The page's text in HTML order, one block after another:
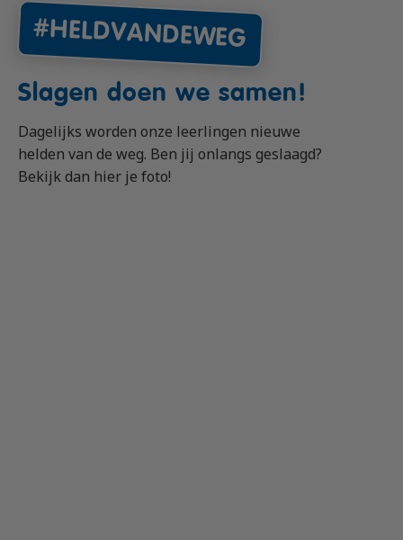
#HELDVANDEWEG
Slagen doen we samen!
Dagelijks worden onze leerlingen nieuwe
helden van de weg. Ben jij onlangs geslaagd?
Bekijk dan hier je foto!